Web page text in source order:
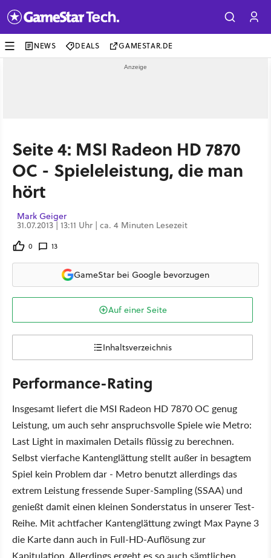
NEWS DEALS GAMESTAR.DE
Seite 4: MSI Radeon HD 7870
OC - Spieleleistung, die man
hört
Mark Geiger
31.07.2013 | 13:11 Uhr | ca. 4 Minuten Lesezeit
0 13
GameStar bei Google bevorzugen
Auf einer Seite
Inhaltsverzeichnis
Performance-Rating
Insgesamt liefert die MSI Radeon HD 7870 OC genug
Leistung, um auch sehr anspruchsvolle Spiele wie Metro:
Last Light in maximalen Details flüssig zu berechnen.
Selbst vierfache Kantenglättung stellt außer in besagtem
Spiel kein Problem dar - Metro benutzt allerdings das
extrem Leistung fressende Super-Sampling (SSAA) und
genießt damit einen kleinen Sonderstatus in unserer Test-
Reihe. Mit achtfacher Kantenglättung zwingt Max Payne 3
die Karte dann auch in Full-HD-Auflösung zur